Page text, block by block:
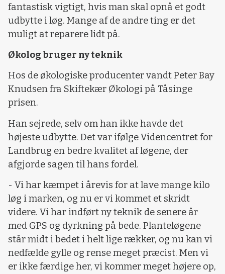
fantastisk vigtigt, hvis man skal opnå et godt
udbytte i løg. Mange af de andre ting er det
muligt at reparere lidt på.
Økolog bruger ny teknik
Hos de økologiske producenter vandt Peter Bay
Knudsen fra Skiftekær Økologi på Tåsinge
prisen.
Han sejrede, selv om han ikke havde det
højeste udbytte. Det var ifølge Videncentret for
Landbrug en bedre kvalitet af løgene, der
afgjorde sagen til hans fordel.
- Vi har kæmpet i årevis for at lave mange kilo
løg i marken, og nu er vi kommet et skridt
videre. Vi har indført ny teknik de senere år
med GPS og dyrkning på bede. Planteløgene
står midt i bedet i helt lige rækker, og nu kan vi
nedfælde gylle og rense meget præcist. Men vi
er ikke færdige her, vi kommer meget højere op,